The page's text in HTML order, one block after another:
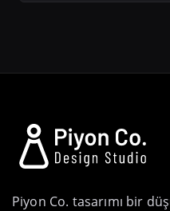
Piyon Co. tasarımı bir